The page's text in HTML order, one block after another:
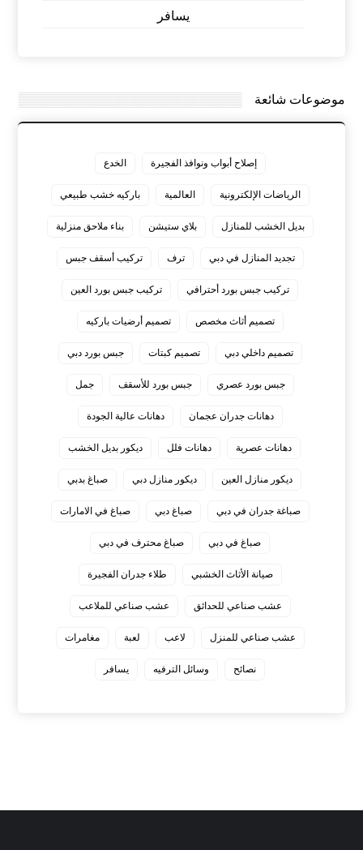
يسافر
موضوعات شائعة
إصلاح أبواب ونوافذ الفجيرة الخدع
الرياضات الإلكترونية العالمية باركيه خشب طبيعي
بديل الخشب للمنازل بلاي ستيشن بناء ملاحق منزلية
تجديد المنازل في دبي ترف تركيب أسقف جبس
تركيب جبس بورد أحترافي تركيب جبس بورد العين
تصميم أثاث مخصص تصميم أرضيات باركيه
تصميم داخلي دبي تصميم كبتات جبس بورد دبي
جبس بورد عصري جبس بورد للأسقف جمل
دهانات جدران عجمان دهانات عالية الجودة
دهانات عصرية دهانات فلل ديكور بديل الخشب
ديكور منازل العين ديكور منازل دبي صباغ بدبي
صباغة جدران في دبي صباغ دبي صباغ في الامارات
صباغ في دبي صباغ محترف في دبي
صيانة الأثاث الخشبي طلاء جدران الفجيرة
عشب صناعي للحدائق عشب صناعي للملاعب
عشب صناعي للمنزل لاعب لعبة مغامرات
نصائح وسائل الترفيه يسافر